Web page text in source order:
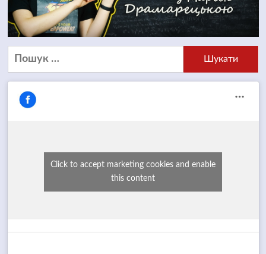
Пошук:
Click to accept marketing cookies and enable
this content